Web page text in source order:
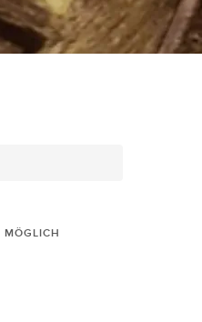
MÖGLICH